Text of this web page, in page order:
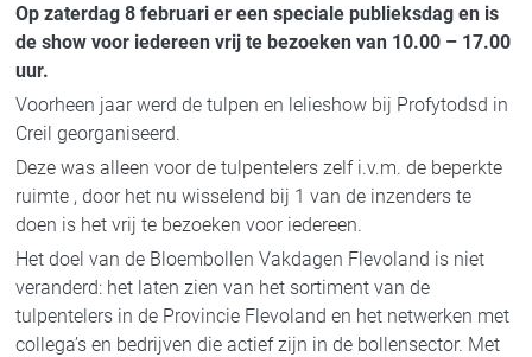
Op zaterdag 8 februari er een speciale publieksdag en is
de show voor iedereen vrij te bezoeken van 10.00 – 17.00
uur.
Voorheen jaar werd de tulpen en lelieshow bij Profytodsd in
Creil georganiseerd.
Deze was alleen voor de tulpentelers zelf i.v.m. de beperkte
ruimte , door het nu wisselend bij 1 van de inzenders te
doen is het vrij te bezoeken voor iedereen.
Het doel van de Bloembollen Vakdagen Flevoland is niet
veranderd: het laten zien van het sortiment van de
tulpentelers in de Provincie Flevoland en het netwerken met
collega’s en bedrijven die actief zijn in de bollensector. Met